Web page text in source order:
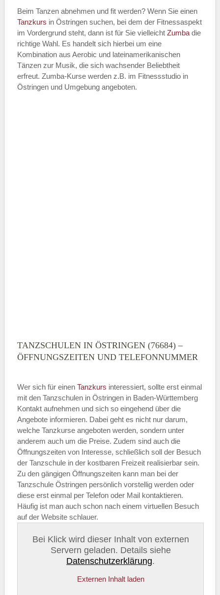
Beim Tanzen abnehmen und fit werden? Wenn Sie einen
Tanzkurs in Östringen suchen, bei dem der Fitnessaspekt
im Vordergrund steht, dann ist für Sie vielleicht Zumba die
richtige Wahl. Es handelt sich hierbei um eine
Kombination aus Aerobic und lateinamerikanischen
Tänzen zur Musik, die sich wachsender Beliebtheit
erfreut. Zumba-Kurse werden z.B. im Fitnessstudio in
Östringen und Umgebung angeboten.
TANZSCHULEN IN ÖSTRINGEN (76684) –
ÖFFNUNGSZEITEN UND TELEFONNUMMER
Wer sich für einen Tanzkurs interessiert, sollte erst einmal
mit den Tanzschulen in Östringen in Baden-Württemberg
Kontakt aufnehmen und sich so eingehend über die
Angebote informieren. Dabei geht es nicht nur darum,
welche Tanzkurse angeboten werden, sondern unter
anderem auch um die Preise. Zudem sind auch die
Öffnungszeiten von Interesse, schließlich soll der Besuch
der Tanzschule in der kostbaren Freizeit realisierbar sein.
Zu den gängigen Öffnungszeiten kann man bei der
Tanzschule Östringen persönlich vorstellig werden oder
diese erst einmal per Telefon oder Mail kontaktieren.
Häufig ist man auch schon nach einem virtuellen Besuch
auf der Website schlauer.
Bei Klick wird dieser Inhalt von externen
Servern geladen. Details siehe
Datenschutzerklärung.
Externen Inhalt laden